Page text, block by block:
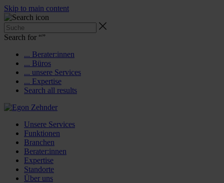
Skip to main content
Search for “”
... Berater:innen
... Büros
... unsere Services
... Expertise
Search all results
Unsere Services
Funktionen
Branchen
Berater:innen
Expertise
Standorte
Über uns